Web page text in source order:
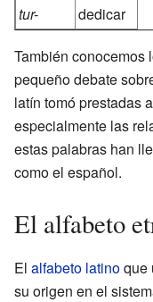
tur-
dedicar
También conocemos
pequeño debate
latín tomó prestadas
especialmente las
estas palabras han
como el español.
El alfabeto
El alfabeto latinoque
su origen en el